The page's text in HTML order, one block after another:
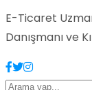
E-Ticaret
Danışmanı ve